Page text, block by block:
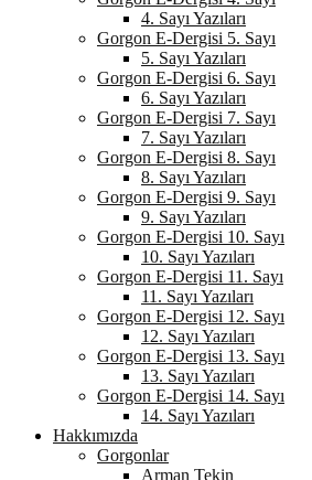
4. Sayı Yazıları
Gorgon E-Dergisi 5. Sayı
5. Sayı Yazıları
Gorgon E-Dergisi 6. Sayı
6. Sayı Yazıları
Gorgon E-Dergisi 7. Sayı
7. Sayı Yazıları
Gorgon E-Dergisi 8. Sayı
8. Sayı Yazıları
Gorgon E-Dergisi 9. Sayı
9. Sayı Yazıları
Gorgon E-Dergisi 10. Sayı
10. Sayı Yazıları
Gorgon E-Dergisi 11. Sayı
11. Sayı Yazıları
Gorgon E-Dergisi 12. Sayı
12. Sayı Yazıları
Gorgon E-Dergisi 13. Sayı
13. Sayı Yazıları
Gorgon E-Dergisi 14. Sayı
14. Sayı Yazıları
Hakkımızda
Gorgonlar
Arman Tekin